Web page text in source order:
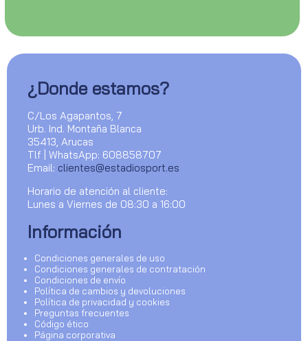
¿Donde estamos?
C/Los Agapantos, 7
Urb. Ind. Montaña Blanca
35413, Arucas
Tlf | WhatsApp: 608858707
Email: clientes@estadiosport.es
Horario de atención al cliente:
Lunes a Viernes de 08:30 a 16:00
Información
Condiciones generales de uso
Condiciones generales de contratación
Condiciones de envío
Política de cambios y devoluciones
Política de privacidad y cookies
Preguntas frecuentes
Código ético
Página corporativa